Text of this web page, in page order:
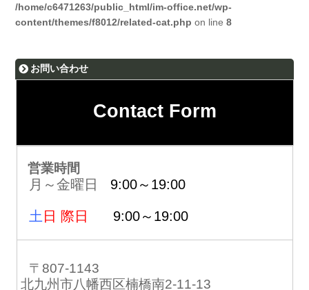
/home/c6471263/public_html/im-office.net/wp-
content/themes/f8012/related-cat.php on line8
お問い合わせ
Contact Form
営業時間
月～金曜日 9:00～19:00
土 日 際日 9:00～19:00
〒807-1143
北九州市八幡西区楠橋南2-11-13